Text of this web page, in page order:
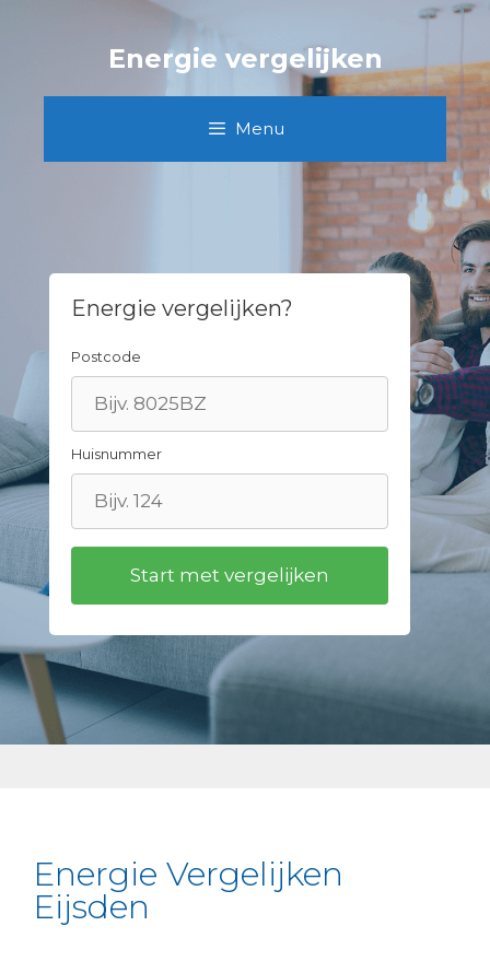
Energie vergelijken
Menu
Energie vergelijken?
Postcode
Huisnummer
Energie Vergelijken
Eijsden